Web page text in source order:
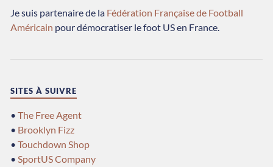
Je suis partenaire de la Fédération Française de Football
Américain pour démocratiser le foot US en France.
SITES À SUIVRE
• The Free Agent
• Brooklyn Fizz
• Touchdown Shop
• SportUS Company